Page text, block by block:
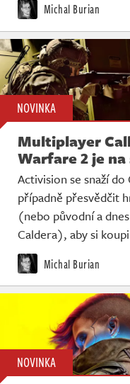
Michal Burian
NOVINKA
Multiplayer
Warfare 2 je
Activision se snaží
případně přesvědčit
(nebo původní a
Caldera), aby si
Michal Burian
NOVINKA